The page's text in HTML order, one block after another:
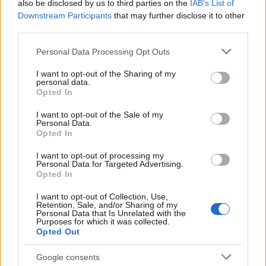
also be disclosed by us to third parties on the IAB’s List of
Downstream Participants that may further disclose it to other
Please note that this website/app uses one or more Google
not limited to your visit or usage behaviour. You may click to
grant or deny consent to Google and its third-party tags to
use your data for below specified purposes in below Google
consent section.
Personal Data Processing Opt Outs
I want to opt-out of the Sharing of my
personal data.
Opted In
I want to opt-out of the Sale of my
Personal Data.
Opted In
I want to opt-out of processing my
Personal Data for Targeted Advertising.
Opted In
I want to opt-out of Collection, Use,
Retention, Sale, and/or Sharing of my
Personal Data that Is Unrelated with the
Purposes for which it was collected.
Opted Out
Google consents
κτηνιάτρους είναι συγκρατημένα αισιόδοξες: η
ελαφίνα δείχνει σημάδια ανάκαμψης και
αναμένεται η άμεση απελευθέρωσή της στο
φυσικό της περιβάλλον τις επόμενες ημέρες
μόλις σταθεροποιηθεί πλήρως η κατάστασή της.
Δυστυχώς, η χαρά της διάσωσης συνοδεύτηκε από
μια θλιβερή είδηση. Παρά τις προσπάθειες και την